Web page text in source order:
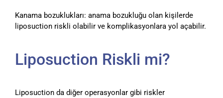
Kanama bozuklukları: anama bozukluğu olan kişilerde
liposuction riskli olabilir ve komplikasyonlara yol açabilir.
Liposuction Riskli mi?
Liposuction da diğer operasyonlar gibi riskler